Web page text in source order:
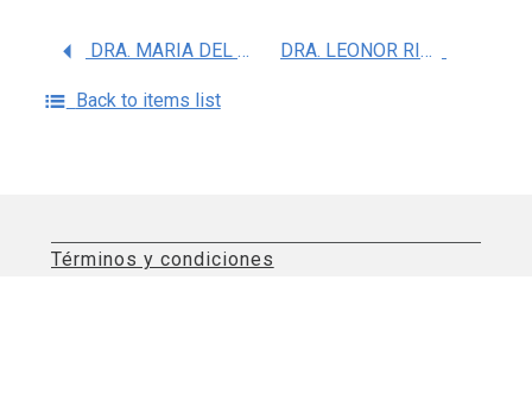
DRA. MARIA DEL ROSARIO VALDEZ SANTIAGO DRA. LEONOR RIVERA RIVERA
Back to items list
Términos y condiciones